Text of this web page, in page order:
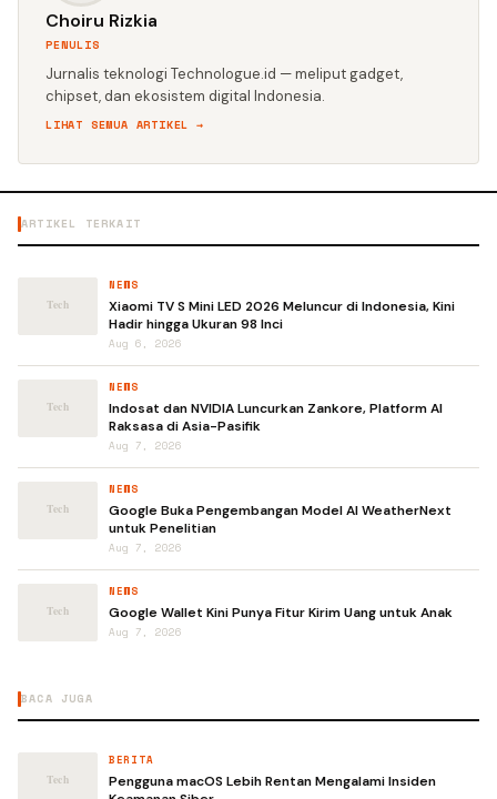
Choiru Rizkia
PENULIS
Jurnalis teknologi Technologue.id — meliput gadget,
chipset, dan ekosistem digital Indonesia.
LIHAT SEMUA ARTIKEL →
ARTIKEL TERKAIT
NEWS
Xiaomi TV S Mini LED 2026 Meluncur di Indonesia, Kini
Hadir hingga Ukuran 98 Inci
Aug 6, 2026
NEWS
Indosat dan NVIDIA Luncurkan Zankore, Platform AI
Raksasa di Asia-Pasifik
Aug 7, 2026
NEWS
Google Buka Pengembangan Model AI WeatherNext
untuk Penelitian
Aug 7, 2026
NEWS
Google Wallet Kini Punya Fitur Kirim Uang untuk Anak
Aug 7, 2026
BACA JUGA
BERITA
Pengguna macOS Lebih Rentan Mengalami Insiden